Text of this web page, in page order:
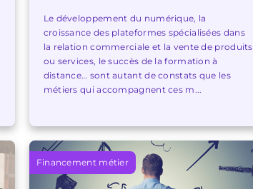
Le développement du numérique, la
croissance des plateformes spécialisées dans
la relation commerciale et la vente de produits
ou services, le succès de la formation à
distance… sont autant de constats que les
métiers qui accompagnent ces m...
Financement métier